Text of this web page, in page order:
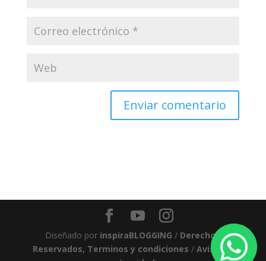
Diseñado por inspiraBLOGGING / Derechos
Reservados, Terminos y condiciones/Aviso de